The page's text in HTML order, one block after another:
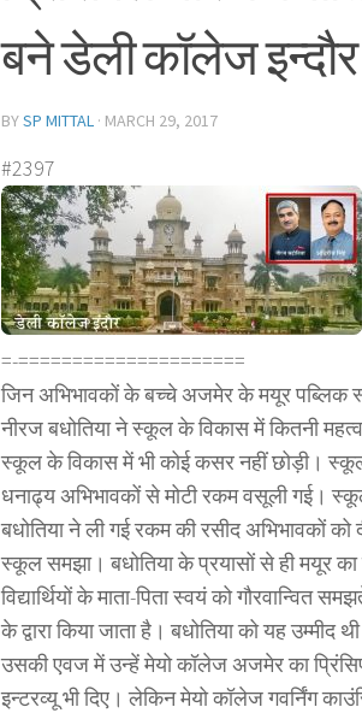
बने डेली कॉलेज
BYSP MITTAL · MARCH 29, 2017
#2397
=-=====================
जिन अभिभावकों के बच्चे अजमेर के मयूर पब्लिक
नीरज बधोतिया ने स्कूल के विकास में कितनी
स्कूल के विकास में भी कोई कसर नहीं छोड़ी। स्कूल
धनाढ्य अभिभावकों से मोटी रकम वसूली गई।
बधोतिया ने ली गई रकम की रसीद अभिभावकों
स्कूल समझा। बधोतिया के प्रयासों से ही मयूर
विद्यार्थियों के माता-पिता स्वयं को
के द्वारा किया जाता है। बधोतिया को यह
उसकी एवज में उन्हें मेयो कॉलेज अजमेर का
इन्टरव्यू भी दिए। लेकिन मेयो कॉलेज गवर्निंग